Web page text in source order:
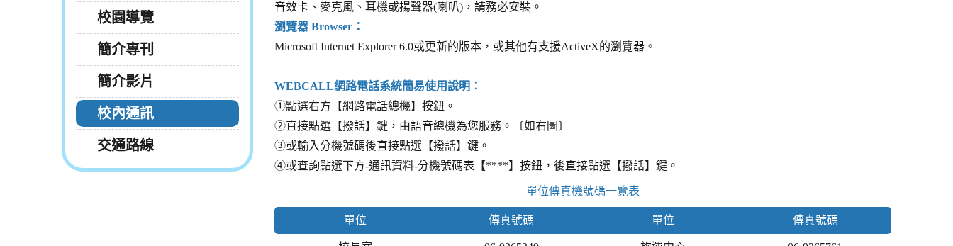
校園導覽
簡介專刊
簡介影片
校內通訊
交通路線
音效卡、麥克風、耳機或揚聲器(喇叭)，請務必安裝。
瀏覽器 Browser：
Microsoft Internet Explorer 6.0或更新的版本，或其他有支援ActiveX的瀏覽器。
WEBCALL網路電話系統簡易使用說明：
①點選右方【網路電話總機】按鈕。
②直接點選【撥話】鍵，由語音總機為您服務。〔如右圖〕
③或輸入分機號碼後直接點選【撥話】鍵。
④或查詢點選下方-通訊資料-分機號碼表【****】按鈕，後直接點選【撥話】鍵。
單位傳真機號碼一覽表
單位 傳真號碼 單位 傳真號碼